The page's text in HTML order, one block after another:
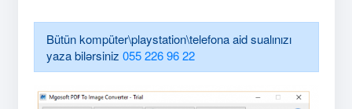
Bütün kompüter\playstation\telefona aid sualınızı
yaza bilərsiniz 055 226 96 22